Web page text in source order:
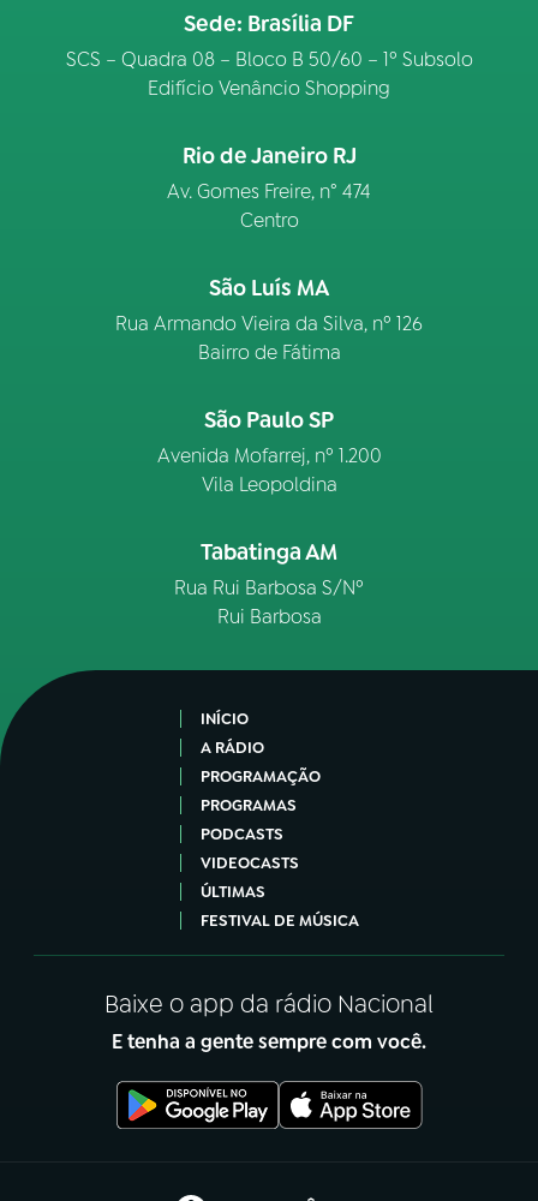
Sede: Brasília DF
SCS – Quadra 08 – Bloco B 50/60 – 1º Subsolo
Edifício Venâncio Shopping
Rio de Janeiro RJ
Av. Gomes Freire, n° 474
Centro
São Luís MA
Rua Armando Vieira da Silva, nº 126
Bairro de Fátima
São Paulo SP
Avenida Mofarrej, nº 1.200
Vila Leopoldina
Tabatinga AM
Rua Rui Barbosa S/Nº
Rui Barbosa
INÍCIO
A RÁDIO
PROGRAMAÇÃO
PROGRAMAS
PODCASTS
VIDEOCASTS
ÚLTIMAS
FESTIVAL DE MÚSICA
Baixe o app da rádio Nacional
E tenha a gente sempre com você.